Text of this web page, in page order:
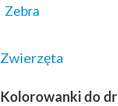
Zebra
Zwierzęta
Kolorowanki do